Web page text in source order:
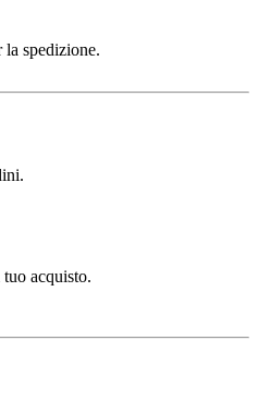
spedizione.
acquisto.